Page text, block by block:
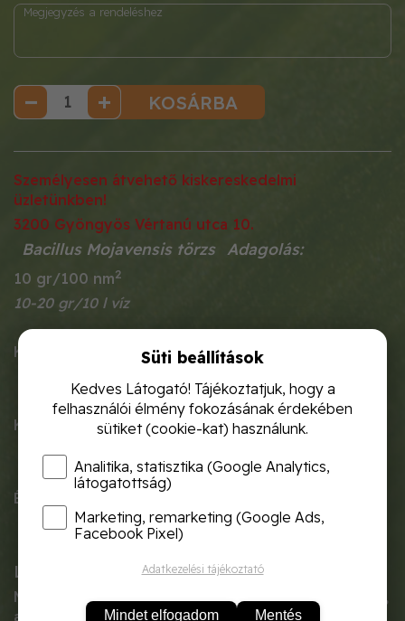
KOSÁRBA
Személyesen átvehető kiskereskedelmi
üzletünkben!
3200 Gyöngyös Vértanú utca 10.
Bacillus Mojavensis törzs Adagolás:
10 gr/100 nm2
10-20 gr/10 l víz
Kultúra:
Károsító:
ÉVI:
Leírás
Mikrobiológiai készítmény, növekedés gyorsítására,
a növények erősítésére, termésnövelésre.
Süti beállítások
Kedves Látogató! Tájékoztatjuk, hogy a
felhasználói élmény fokozásának érdekében
sütiket (cookie-kat) használunk.
Analitika, statisztika (Google Analytics,
látogatottság)
Marketing, remarketing (Google Ads,
Facebook Pixel)
Adatkezelési tájékoztató
Mindet elfogadom Mentés